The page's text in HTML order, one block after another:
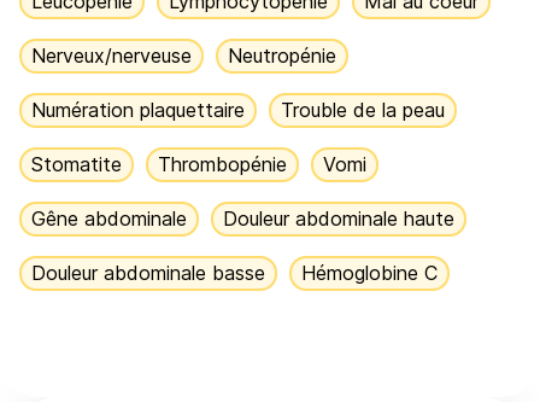
Nerveux/nerveuse Neutropénie
Numération plaquettaire Trouble de la peau
Stomatite Thrombopénie Vomi
Gêne abdominale Douleur abdominale haute
Douleur abdominale basse Hémoglobine C